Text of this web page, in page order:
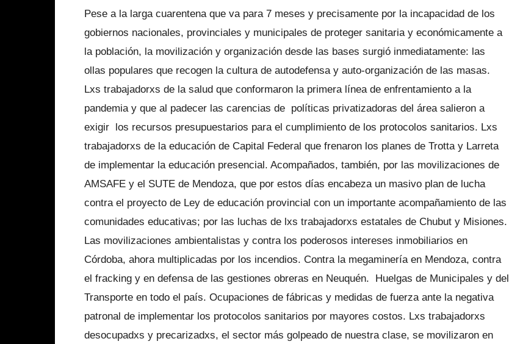
Pese a la larga cuarentena que va para 7 meses y precisamente por la incapacidad de los
gobiernos nacionales, provinciales y municipales de proteger sanitaria y económicamente a
la población, la movilización y organización desde las bases surgió inmediatamente: las
ollas populares que recogen la cultura de autodefensa y auto-organización de las masas.
Lxs trabajadorxs de la salud que conformaron la primera línea de enfrentamiento a la
pandemia y que al padecer las carencias de políticas privatizadoras del área salieron a
exigir los recursos presupuestarios para el cumplimiento de los protocolos sanitarios. Lxs
trabajadorxs de la educación de Capital Federal que frenaron los planes de Trotta y Larreta
de implementar la educación presencial. Acompañados, también, por las movilizaciones de
AMSAFE y el SUTE de Mendoza, que por estos días encabeza un masivo plan de lucha
contra el proyecto de Ley de educación provincial con un importante acompañamiento de las
comunidades educativas; por las luchas de lxs trabajadorxs estatales de Chubut y Misiones.
Las movilizaciones ambientalistas y contra los poderosos intereses inmobiliarios en
Córdoba, ahora multiplicadas por los incendios. Contra la megaminería en Mendoza, contra
el fracking y en defensa de las gestiones obreras en Neuquén. Huelgas de Municipales y del
Transporte en todo el país. Ocupaciones de fábricas y medidas de fuerza ante la negativa
patronal de implementar los protocolos sanitarios por mayores costos. Lxs trabajadorxs
desocupadxs y precarizadxs, el sector más golpeado de nuestra clase, se movilizaron en